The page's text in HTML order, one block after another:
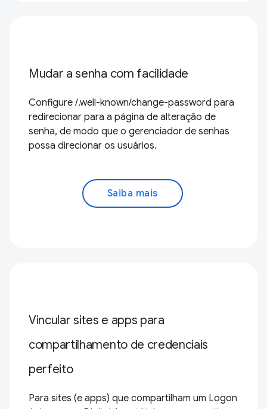
Mudar a senha com facilidade
Configure /.well-known/change-password para
redirecionar para a página de alteração de
senha, de modo que o gerenciador de senhas
possa direcionar os usuários.
Saiba mais
Vincular sites e apps para
compartilhamento de credenciais
perfeito
Para sites (e apps) que compartilham um Logon